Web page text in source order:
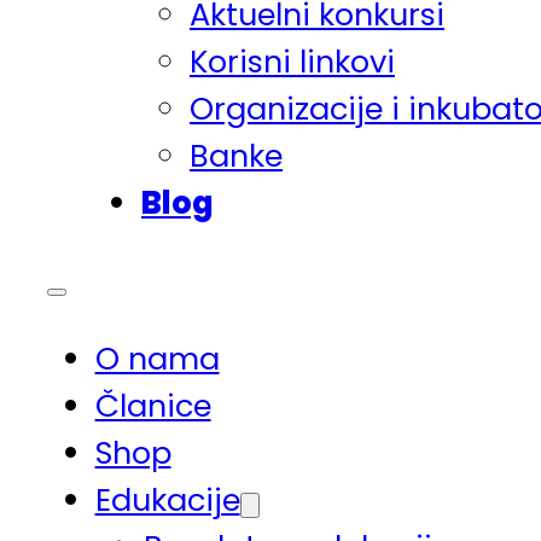
Aktuelni konkursi
Korisni linkovi
Organizacije i
Banke
Blog
O nama
Članice
Shop
Edukacije